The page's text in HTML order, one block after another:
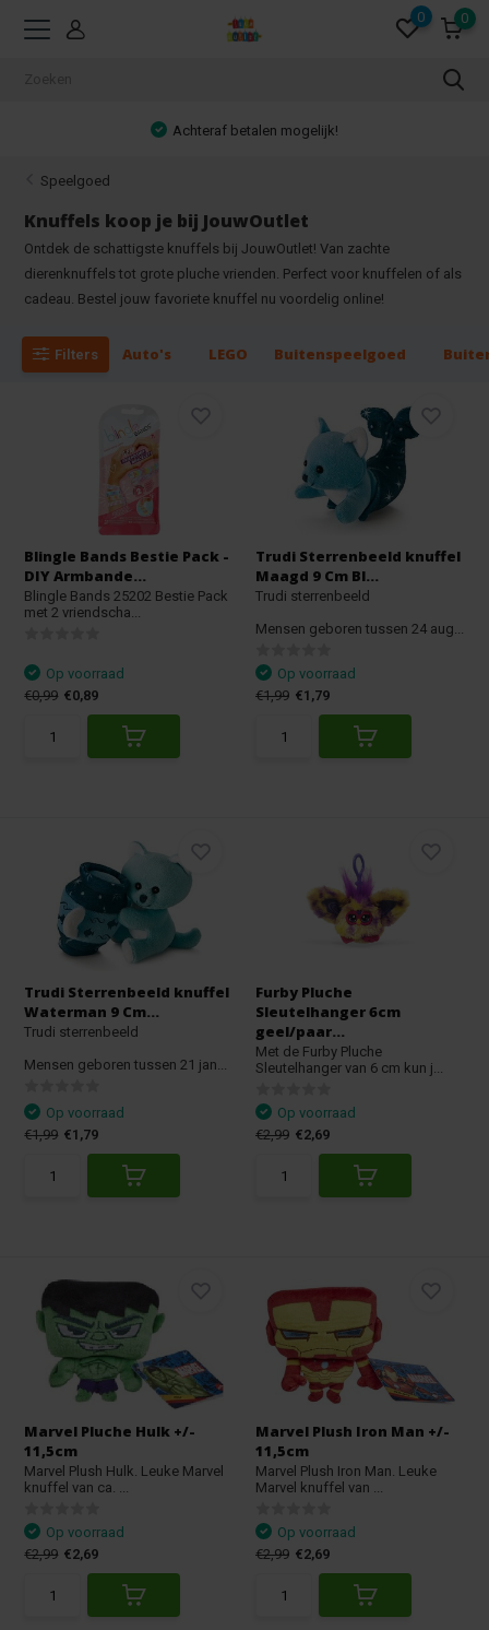
0 0
Achteraf betalen mogelijk!
Speelgoed
Knuffels koop je bij JouwOutlet
Ontdek de schattigste knuffels bij JouwOutlet! Van zachte
dierenknuffels tot grote pluche vrienden. Perfect voor knuffelen of als
cadeau. Bestel jouw favoriete knuffel nu voordelig online!
Filters Auto's LEGO Buitenspeelgoed
Blingle Bands Bestie Pack -
DIY Armbande...
Blingle Bands 25202 Bestie Pack
met 2 vriendscha...
Op voorraad
€0,99 €0,89
Trudi Sterrenbeeld knuffel
Maagd 9 Cm Bl...
Trudi sterrenbeeld
Mensen geboren tussen 24 aug...
Op voorraad
€1,99 €1,79
Trudi Sterrenbeeld knuffel
Waterman 9 Cm...
Trudi sterrenbeeld
Mensen geboren tussen 21 jan...
Op voorraad
€1,99 €1,79
Furby Pluche
Sleutelhanger 6cm
geel/paar...
Met de Furby Pluche
Sleutelhanger van 6 cm kun j...
Op voorraad
€2,99 €2,69
Marvel Pluche Hulk +/-
11,5cm
Marvel Plush Hulk. Leuke Marvel
knuffel van ca. ...
Op voorraad
€2,99 €2,69
Marvel Plush Iron Man +/-
11,5cm
Marvel Plush Iron Man. Leuke
Marvel knuffel van ...
Op voorraad
€2,99 €2,69